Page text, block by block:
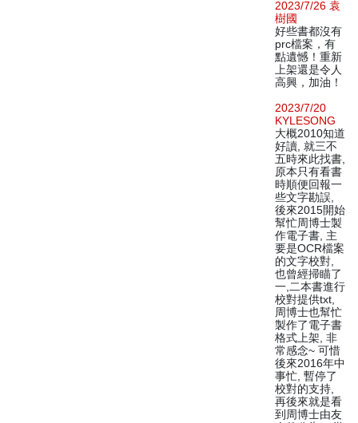
2023/7/26 袁
樹國
好些書都沒有
prc檔案，有
點遺憾！重新
上架還是令人
高興，加油！
2023/7/20
KYLESONG
大概2010知道
好讀, 就三不
五時來此找書,
原本只有看書
時順便回報一
些文字勘誤,
後來2015開始
幫忙周博士製
作電子書, 主
要是OCR檔案
的文字校對,
也曾經掃瞄了
一,二本書進行
校對提供txt,
周博士也幫忙
製作了電子書
格式上架, 非
常感念~ 可惜
後來2016年中
事忙, 暫停了
校對的支持,
再後來就是看
到周博士由友